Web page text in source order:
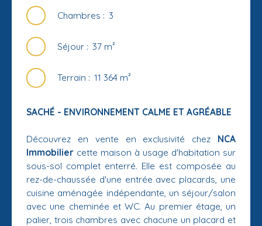
Chambres : 3
Séjour : 37 m²
Terrain : 11 364 m²
SACHÉ - ENVIRONNEMENT CALME ET AGRÉABLE
Découvrez en vente en exclusivité chez NCA
Immobilier cette maison à usage d'habitation sur
sous-sol complet enterré. Elle est composée au
rez-de-chaussée d'une entrée avec placards, une
cuisine aménagée indépendante, un séjour/salon
avec une cheminée et WC. Au premier étage, un
palier, trois chambres avec chacune un placard et